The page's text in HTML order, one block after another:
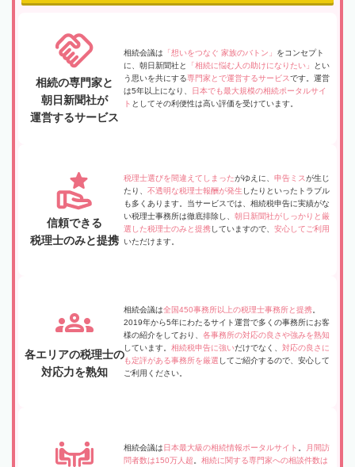
相続の専門家と
朝日新聞社が
運営するサービス
相続会議は 「想いをつなぐ 家族のバトン」 をコンセプト
に、朝日新聞社と
「相続に悩む人の助けになりたい」
とい
う思いを共にする専門家とで運営するサービスです。運営
は5年以上になり、
日本でも最大規模の相続ポータルサイ
ト としてその利便性は高い評価を受けています。
信頼できる
税理士のみと提携
税理士選びを間違えてしまったがゆえに、 申告ミスが生じ
たり、 不透明な税理士報酬が発生 したりといったトラブル
も多くあります。当サービスでは、相続税申告に実績がな
い税理士事務所は徹底排除し、 朝日新聞社がしっかりと厳
選した税理士のみと提携していますので、 安心してご利用
いただけます。
各エリアの税理士の
対応力を熟知
相続会議は全国450事務所以上の税理士事務所と提携
2019年から5年にわたるサイト運営で多くの事務所にお客
様の紹介をしており、 各事務所の対応の良さや強みを熟知
しています。 相続税申告に強いだけでなく、 対応の良さに
も定評がある事務所を厳選 してご紹介するので、安心して
ご利用ください。
相続会議は 日本最大級の相続情報ポータルサイト
月間訪
問者数は150万人超
相続に関する専門家への相談件数は